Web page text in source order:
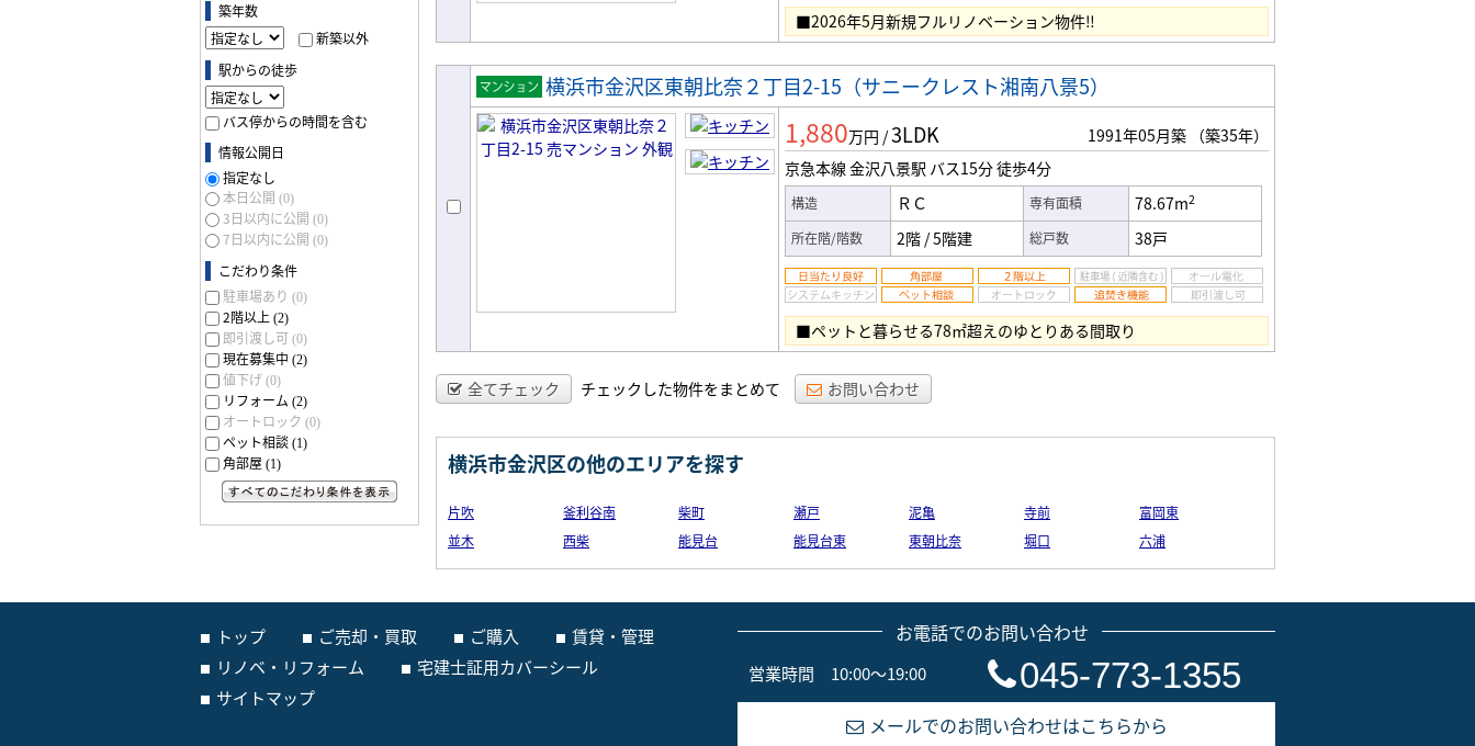
築年数
新築以外
駅からの徒歩
バス停からの時間を含む
情報公開日
指定なし
本日公開 (0)
3日以内に公開 (0)
7日以内に公開 (0)
こだわり条件
駐車場あり (0)
2階以上 (2)
即引渡し可 (0)
現在募集中 (2)
値下げ (0)
リフォーム (2)
オートロック (0)
ペット相談 (1)
角部屋 (1)
■2026年5月新規フルリノベーション物件‼
売マンシ
ョン
横浜市金沢区東朝比奈２丁目2-15（サニークレスト湘南八景5）
1,880万円 /3LDK 1991年05月築 （築35年）
京急本線 金沢八景駅 バス15分徒歩4分
構造 ＲＣ 専有面積 78.67m2
所在階/階数 2階 /5階建 総戸数 38戸
■ペットと暮らせる78㎡超えのゆとりある間取り
全てチェック チェックした物件をまとめて お問い合わせ
横浜市金沢区の他のエリアを探す
片吹 釜利谷南 柴町 瀬戸 泥亀 寺前
富岡東
並木
西柴 能見台 能見台東 東朝比奈 堀口 六浦
トップ ご売却・買取 ご購入
賃貸・管理
リノベ・リフォーム
宅建士証用カバーシール
サイトマップ
お電話でのお問い合わせ
営業時間 10:00～19:00 045-773-1355
メールでのお問い合わせはこちらから